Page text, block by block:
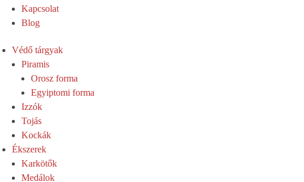
Kapcsolat
Blog
Védő tárgyak
Piramis
Orosz forma
Egyiptomi forma
Izzók
Tojás
Kockák
Ékszerek
Karkötők
Medálok